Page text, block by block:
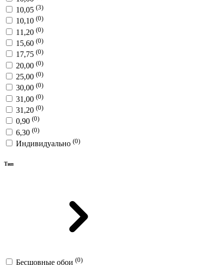
10,05 (3)
10,10 (0)
11,20 (0)
15,60 (0)
17,75 (0)
20,00 (0)
25,00 (0)
30,00 (0)
31,00 (0)
31,20 (0)
0,90 (0)
6,30 (0)
Индивидуально (0)
Тип
Бесшовные обои (0)